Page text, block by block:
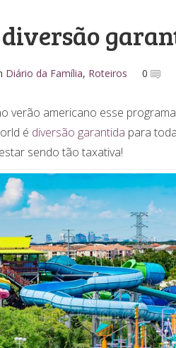
Diário da Família, Roteiros 0
verão americano esse
é diversão garantida para
sendo tão taxativa!